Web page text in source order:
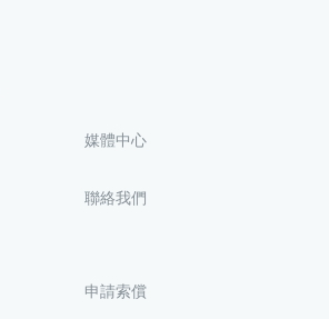
媒體中心
聯絡我們
申請索償